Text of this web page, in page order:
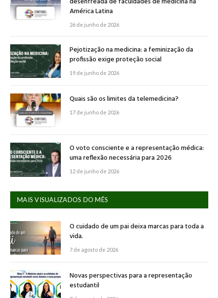
América Latina
26 de junho de 2026
Pejotização na medicina: a feminização da
profissão exige proteção social
19 de junho de 2026
Quais são os limites da telemedicina?
17 de junho de 2026
O voto consciente e a representação médica:
uma reflexão necessária para 2026
12 de junho de 2026
MAIS VISUALIZADOS DO MÊS
O cuidado de um pai deixa marcas para toda a
vida.
7 de agosto de 2026
Novas perspectivas para a representação
estudantil